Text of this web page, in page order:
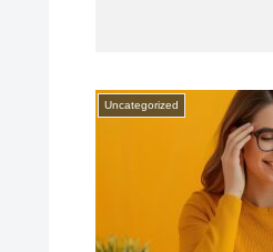
Uncategorized